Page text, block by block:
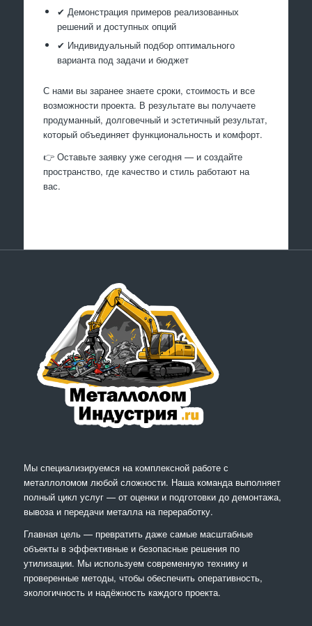
✔ Демонстрация примеров реализованных
решений и доступных опций
✔ Индивидуальный подбор оптимального
варианта под задачи и бюджет
С нами вы заранее знаете сроки, стоимость и все
возможности проекта. В результате вы получаете
продуманный, долговечный и эстетичный результат,
который объединяет функциональность и комфорт.
👉 Оставьте заявку уже сегодня — и создайте
пространство, где качество и стиль работают на
вас.
Мы специализируемся на комплексной работе с
металлоломом любой сложности. Наша команда выполняет
полный цикл услуг — от оценки и подготовки до демонтажа,
вывоза и передачи металла на переработку.
Главная цель — превратить даже самые масштабные
объекты в эффективные и безопасные решения по
утилизации. Мы используем современную технику и
проверенные методы, чтобы обеспечить оперативность,
экологичность и надёжность каждого проекта.